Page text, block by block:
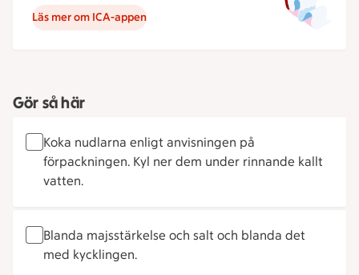
Läs mer om ICA-appen
Gör så här
Koka nudlarna enligt anvisningen på
förpackningen. Kyl ner dem under rinnande kallt
vatten.
Blanda majsstärkelse och salt och blanda det
med kycklingen.